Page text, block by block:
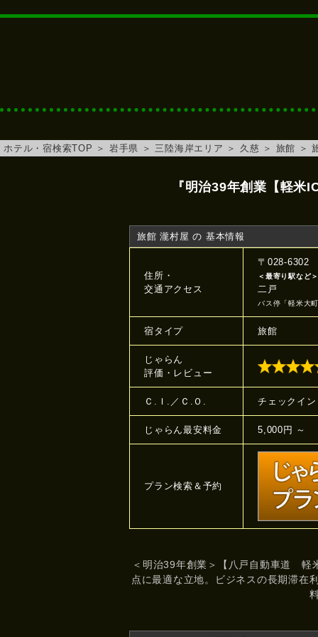
ホテル・宿検索TOP ＞ 岩手県 ＞三陸海岸エリア ＞ 久慈 ＞ 旅館 ＞
『明治39年創業【軽米
旅館 瀧村屋 の 基本情報
住所・
交通アクセス
〒028-6302
＜最寄り駅など＞
二戸
バス停「軽米大
宿タイプ 旅館
じゃらん
評価・レビュー
Ｃ.Ｉ.／Ｃ.Ｏ. チェックイ
じゃらん最安料金 5,000円 ～
プラン検索＆予約
＜明治39年創業＞【八戸自動車道 軽
点に最適な立地。ビジネスの長期滞在